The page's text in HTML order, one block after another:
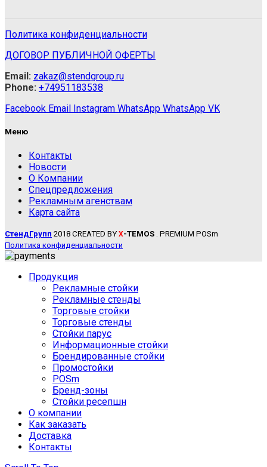
Политика конфиденциальности
ДОГОВОР ПУБЛИЧНОЙ ОФЕРТЫ
Email: zakaz@stendgroup.ru
Phone: +74951183538
Facebook Email Instagram WhatsApp WhatsApp VK
Меню
Контакты
Новости
О Компании
Спецпредложения
Рекламным агенствам
Карта сайта
СтендГрупп 2018 CREATED BY X-TEMOS . PREMIUM POSm
Политика конфиденциальности
Продукция
Рекламные стойки
Рекламные стенды
Торговые стойки
Торговые стенды
Стойки парус
Информационные стойки
Брендированные стойки
Промостойки
POSm
Бренд-зоны
Стойки ресепшн
О компании
Как заказать
Доставка
Контакты